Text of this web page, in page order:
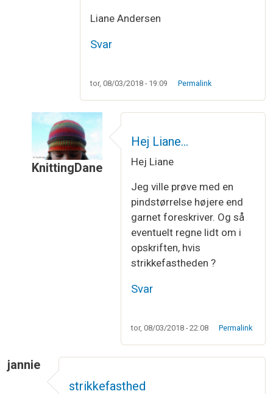
Liane Andersen
Svar
tor, 08/03/2018 - 19:09 Permalink
KnittingDane
SpørgsmåafLiane Andersen
Hej Liane…
Hej Liane
Jeg ville prøve med en
pindstørrelse højere end
garnet foreskriver. Og så
eventuelt regne lidt om i
opskriften, hvis
strikkefastheden ?
Svar
tor, 08/03/2018 - 22:08 Permalink
jannie
strikkefasthed